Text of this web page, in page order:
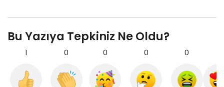
Bu Yazıya Tepkiniz Ne Oldu?
1 0 0 0 0